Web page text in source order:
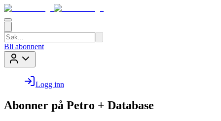
Bli abonnent
Logg inn
Abonner på Petro + Database